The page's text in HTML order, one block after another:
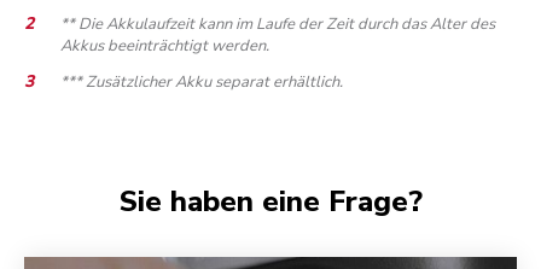
** Die Akkulaufzeit kann im Laufe der Zeit durch das Alter des
Akkus beeinträchtigt werden.
*** Zusätzlicher Akku separat erhältlich.
Sie haben eine Frage?